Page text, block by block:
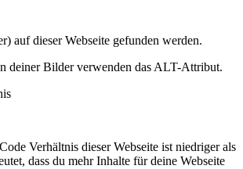
auf dieser Webseite gefunden werden.
deiner Bilder verwenden das ALT-Attribut.
Verhältnis dieser Webseite ist niedriger als
dass du mehr Inhalte für deine Webseite